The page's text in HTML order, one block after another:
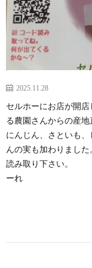
2025.11.28
セルホーにお店が開
る農園さんからの産地
にんじん、さといも
んの実も加わりまし
読み取り下さい。
ーれ